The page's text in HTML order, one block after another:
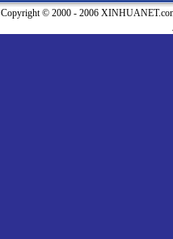
Copyright © 2000 - 2006